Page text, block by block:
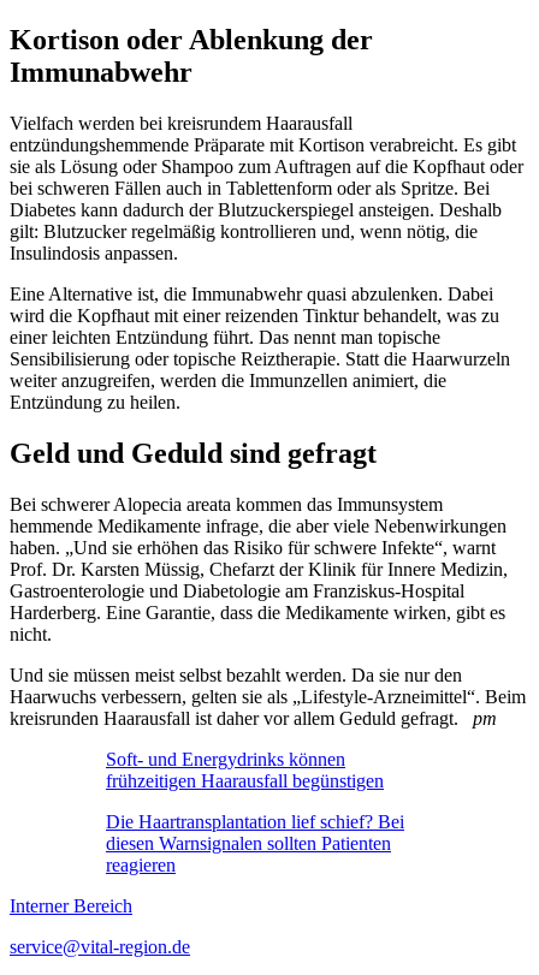
Kortison oder Ablenkung der
Immunabwehr
Vielfach werden bei kreisrundem Haarausfall
entzündungshemmende Präparate mit Kortison verabreicht. Es gibt
sie als Lösung oder Shampoo zum Auftragen auf die Kopfhaut oder
bei schweren Fällen auch in Tablettenform oder als Spritze. Bei
Diabetes kann dadurch der Blutzuckerspiegel ansteigen. Deshalb
gilt: Blutzucker regelmäßig kontrollieren und, wenn nötig, die
Insulindosis anpassen.
Eine Alternative ist, die Immunabwehr quasi abzulenken. Dabei
wird die Kopfhaut mit einer reizenden Tinktur behandelt, was zu
einer leichten Entzündung führt. Das nennt man topische
Sensibilisierung oder topische Reiztherapie. Statt die Haarwurzeln
weiter anzugreifen, werden die Immunzellen animiert, die
Entzündung zu heilen.
Geld und Geduld sind gefragt
Bei schwerer Alopecia areata kommen das Immunsystem
hemmende Medikamente infrage, die aber viele Nebenwirkungen
haben. „Und sie erhöhen das Risiko für schwere Infekte“, warnt
Prof. Dr. Karsten Müssig, Chefarzt der Klinik für Innere Medizin,
Gastroenterologie und Diabetologie am Franziskus-Hospital
Harderberg. Eine Garantie, dass die Medikamente wirken, gibt es
nicht.
Und sie müssen meist selbst bezahlt werden. Da sie nur den
Haarwuchs verbessern, gelten sie als „Lifestyle-Arzneimittel“. Beim
kreisrunden Haarausfall ist daher vor allem Geduld gefragt. pm
Soft- und Energydrinks können
frühzeitigen Haarausfall begünstigen
Die Haartransplantation lief schief? Bei
diesen Warnsignalen sollten Patienten
reagieren
Interner Bereich
service@vital-region.de